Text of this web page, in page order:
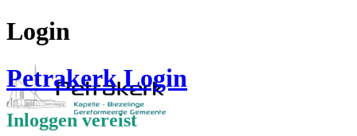
Login
Petrakerk Login
Inloggen vereist